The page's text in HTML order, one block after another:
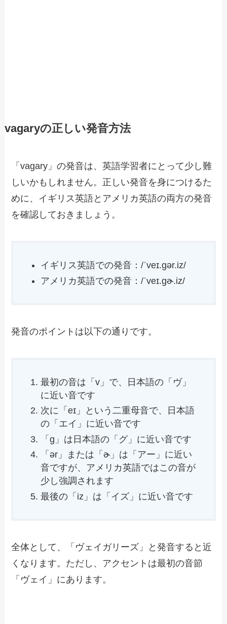
vagaryの正しい発音方法
「vagary」の発音は、英語学習者にとって少し難
しいかもしれません。正しい発音を身につけるた
めに、イギリス英語とアメリカ英語の両方の発音
を確認しておきましょう。
イギリス英語での発音：/ˈveɪ.ɡər.iz/
アメリカ英語での発音：/ˈveɪ.ɡɚ.iz/
発音のポイントは以下の通りです。
最初の音は「v」で、日本語の「ヴ」
に近い音です
次に「eɪ」という二重母音で、日本語
の「エイ」に近い音です
「g」は日本語の「グ」に近い音です
「ər」または「ɚ」は「アー」に近い
音ですが、アメリカ英語ではこの音が
少し強調されます
最後の「iz」は「イズ」に近い音です
全体として、「ヴェイガリーズ」と発音すると近
くなります。ただし、アクセントは最初の音節
「ヴェイ」にあります。